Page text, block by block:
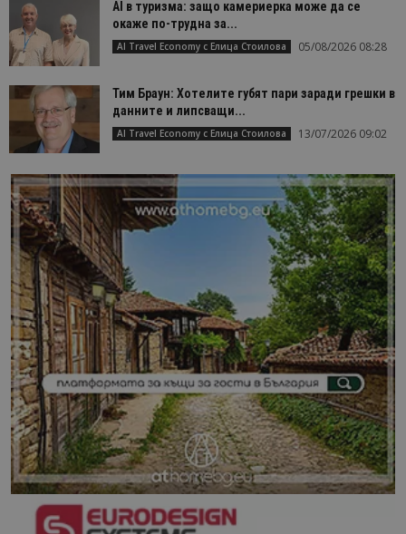
AI в туризма: защо камериерка може да се
окаже по-трудна за...
AI Travel Economy с Елица Стоилова 05/08/2026 08:28
Тим Браун: Хотелите губят пари заради грешки в
данните и липсващи...
AI Travel Economy с Елица Стоилова 13/07/2026 09:02